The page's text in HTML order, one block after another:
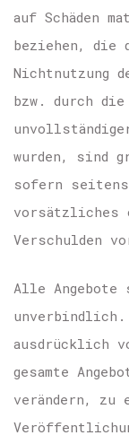
auf Schäden
beziehen, die
Nichtnutzung
bzw. durch
wurden, sind
sofern
vorsätzliches
Verschulden
Alle
ausdrücklich
gesamte
verändern, zu